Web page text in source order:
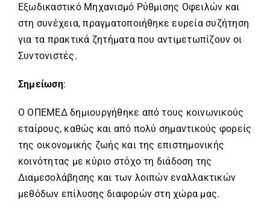
Εξωδικαστικό Μηχανισμό Ρύθμισης Οφειλών και
στη συνέχεια, πραγματοποιήθηκε ευρεία συζήτηση
για τα πρακτικά ζητήματα που αντιμετωπίζουν οι
Συντονιστές.
Σημείωση:
Ο ΟΠΕΜΕΔ δημιουργήθηκε από τους κοινωνικούς
εταίρους, καθώς και από πολύ σημαντικούς φορείς
της οικονομικής ζωής και της επιστημονικής
κοινότητας με κύριο στόχο τη διάδοση της
Διαμεσολάβησης και των λοιπών εναλλακτικών
μεθόδων επίλυσης διαφορών στη χώρα μας.